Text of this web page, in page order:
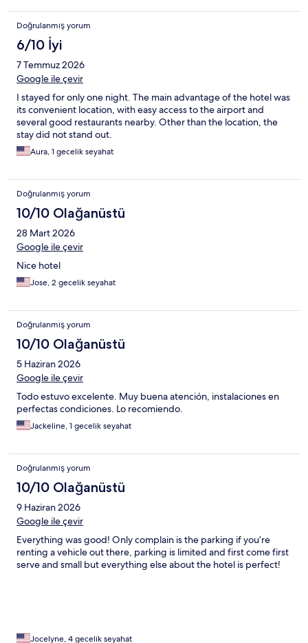
Doğrulanmış yorum
6/10 İyi
7 Temmuz 2026
Google ile çevir
I stayed for only one night. The main advantage of the hotel was
its convenient location, with easy access to the airport and
several good restaurants nearby. Other than the location, the
stay did not stand out.
Aura, 1 gecelik seyahat
Doğrulanmış yorum
10/10 Olağanüstü
28 Mart 2026
Google ile çevir
Nice hotel
Jose, 2 gecelik seyahat
Doğrulanmış yorum
10/10 Olağanüstü
5 Haziran 2026
Google ile çevir
Todo estuvo excelente. Muy buena atención, instalaciones en
perfectas condiciones. Lo recomiendo.
Jackeline, 1 gecelik seyahat
Doğrulanmış yorum
10/10 Olağanüstü
9 Haziran 2026
Google ile çevir
Everything was good! Only complain is the parking if you’re
renting a vehicle out there, parking is limited and first come first
serve and small but everything else about the hotel is perfect!
Jocelyne, 4 gecelik seyahat